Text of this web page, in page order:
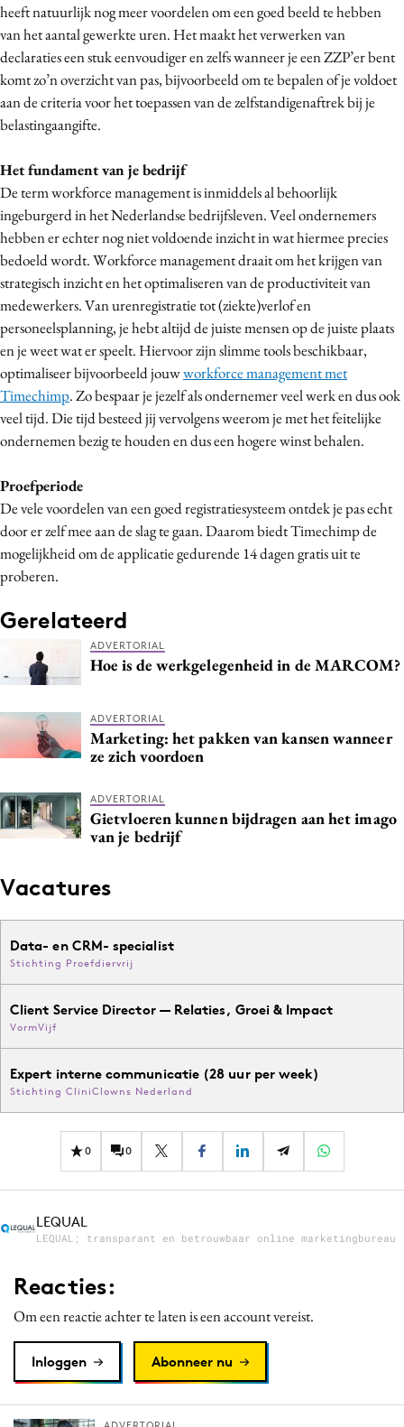
Interne communicatie
Martech
Media
Merkstrategie
PR
Purpose Marketing
Reputatie & crisis
heeft natuurlijk nog meer voordelen om een goed beeld te hebben
van het aantal gewerkte uren. Het maakt het verwerken van
declaraties een stuk eenvoudiger en zelfs wanneer je een ZZP’er bent
komt zo’n overzicht van pas, bijvoorbeeld om te bepalen of je voldoet
aan de criteria voor het toepassen van de zelfstandigenaftrek bij je
belastingaangifte.
Het fundament van je bedrijf
De term workforce management is inmiddels al behoorlijk
ingeburgerd in het Nederlandse bedrijfsleven. Veel ondernemers
hebben er echter nog niet voldoende inzicht in wat hiermee precies
bedoeld wordt. Workforce management draait om het krijgen van
strategisch inzicht en het optimaliseren van de productiviteit van
medewerkers. Van urenregistratie tot (ziekte)verlof en
personeelsplanning, je hebt altijd de juiste mensen op de juiste plaats
en je weet wat er speelt. Hiervoor zijn slimme tools beschikbaar,
optimaliseer bijvoorbeeld jouwworkforce management met
Timechimp. Zo bespaar je jezelf als ondernemer veel werk en dus ook
veel tijd. Die tijd besteed jij vervolgens weerom je met het feitelijke
ondernemen bezig te houden en dus een hogere winst behalen.
Proefperiode
De vele voordelen van een goed registratiesysteem ontdek je pas echt
door er zelf mee aan de slag te gaan. Daarom biedt Timechimp de
mogelijkheid om de applicatie gedurende 14 dagen gratis uit te
proberen.
Gerelateerd
ADVERTORIAL
Hoe is de werkgelegenheid in de MARCOM?
ADVERTORIAL
Marketing: het pakken van kansen wanneer
ze zich voordoen
ADVERTORIAL
Gietvloeren kunnen bijdragen aan het imago
van je bedrijf
Vacatures
Data- en CRM- specialist
Stichting Proefdiervrij
Client Service Director — Relaties, Groei & Impact
VormVijf
Expert interne communicatie (28 uur per week)
Stichting CliniClowns Nederland
0 0
LEQUAL
LEQUAL; transparant en betrouwbaar online marketingbureau
Reacties:
Om een reactie achter te laten is een account vereist.
Inloggen Abonneer nu